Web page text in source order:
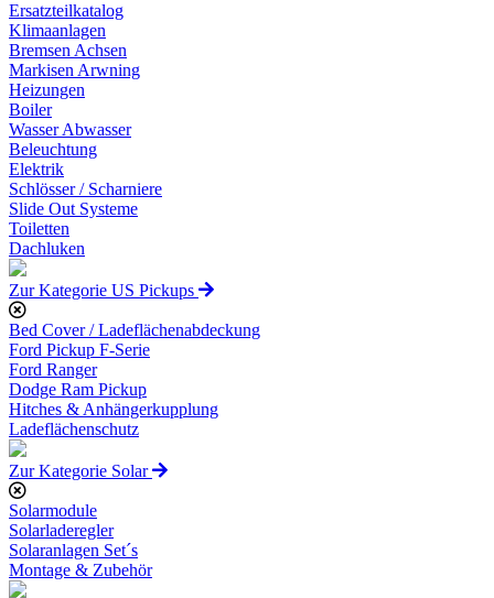
Ersatzteilkatalog
Klimaanlagen
Bremsen Achsen
Markisen Arwning
Heizungen
Boiler
Wasser Abwasser
Beleuchtung
Elektrik
Schlösser / Scharniere
Slide Out Systeme
Toiletten
Dachluken
Zur Kategorie US Pickups
Bed Cover / Ladeflächenabdeckung
Ford Pickup F-Serie
Ford Ranger
Dodge Ram Pickup
Hitches & Anhängerkupplung
Ladeflächenschutz
Zur Kategorie Solar
Solarmodule
Solarladeregler
Solaranlagen Set´s
Montage & Zubehör